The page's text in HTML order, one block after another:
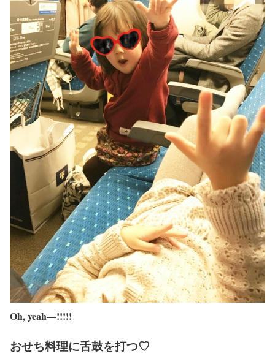
Oh, yeah—!!!!!
おせち料理に舌鼓を打つ♡